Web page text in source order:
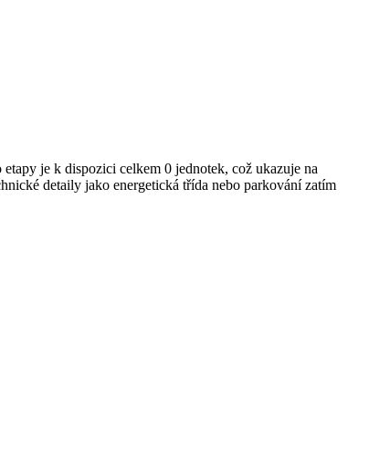
je k dispozici celkem 0 jednotek, což ukazuje na
detaily jako energetická třída nebo parkování zatím